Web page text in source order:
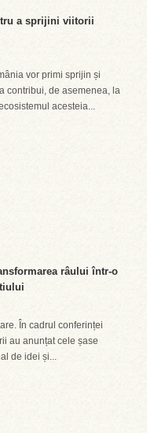
a sprijini viitorii
vor primi sprijin și
contribui, de asemenea, la
acesteia...
râului într-o
În cadrul conferinței
au anunțat cele șase
de idei și...